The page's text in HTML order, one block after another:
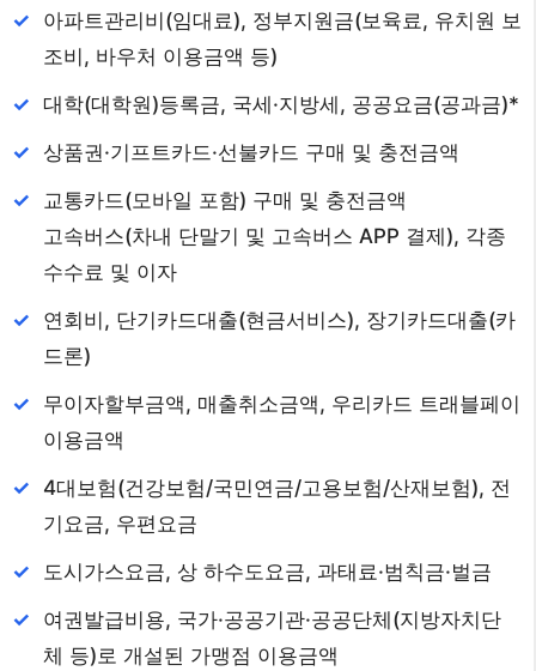
아파트관리비(임대료), 정부지원금(보육료, 유치원 보
조비, 바우처 이용금액 등)
대학(대학원)등록금, 국세·지방세, 공공요금(공과금)*
상품권·기프트카드·선불카드 구매 및 충전금액
교통카드(모바일 포함) 구매 및 충전금액
고속버스(차내 단말기 및 고속버스 APP 결제), 각종
수수료 및 이자
연회비, 단기카드대출(현금서비스), 장기카드대출(카
드론)
무이자할부금액, 매출취소금액, 우리카드 트래블페이
이용금액
4대보험(건강보험/국민연금/고용보험/산재보험), 전
기요금, 우편요금
도시가스요금, 상 하수도요금, 과태료·범칙금·벌금
여권발급비용, 국가·공공기관·공공단체(지방자치단
체 등)로 개설된 가맹점 이용금액